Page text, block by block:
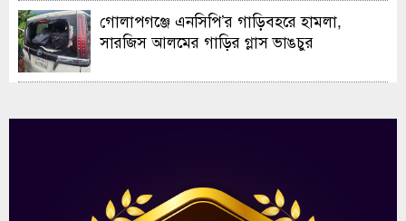
গোলাপগঞ্জে এনসিপি’র গাড়িবহরে হামলা,
সারজিস আলমের গাড়ির গ্লাস ভাঙচুর